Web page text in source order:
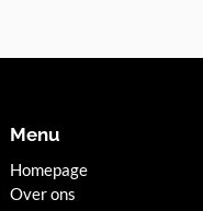
Menu
Homepage
Over ons